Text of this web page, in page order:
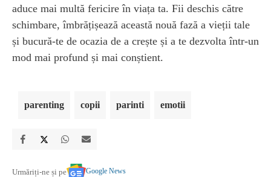
aduce mai multă fericire în viața ta. Fii deschis către
schimbare, îmbrățișează această nouă fază a vieții tale
și bucură-te de ocazia de a crește și a te dezvolta într-un
mod mai profund și mai conștient.
parenting copii parinti emotii
Urmăriți-ne și pe Google News